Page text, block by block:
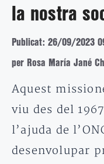
la nostra
Publicat: 26/09/2023
per Rosa María Jané
Aquest
viu des del
l’ajuda de
desenvolupar